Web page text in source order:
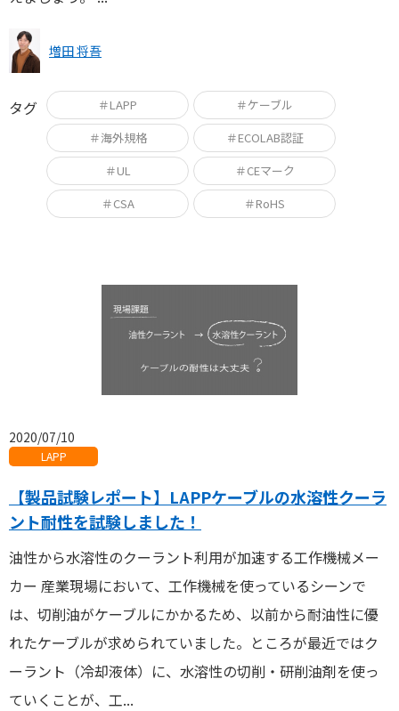
増田 将吾
タグ ＃LAPP
＃ケーブル
＃海外規格
＃ECOLAB認証
＃UL
＃CEマーク
＃CSA
＃RoHS
2020/07/10
LAPP
【製品試験レポート】LAPPケーブルの水溶性クーラ
ント耐性を試験しました！
油性から水溶性のクーラント利用が加速する工作機械メー
カー 産業現場において、工作機械を使っているシーンで
は、切削油がケーブルにかかるため、以前から耐油性に優
れたケーブルが求められていました。ところが最近ではク
ーラント（冷却液体）に、水溶性の切削・研削油剤を使っ
ていくことが、工...